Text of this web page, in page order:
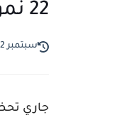
22 نموذج خطة بحث جاهزة pdf DOC نماذج خطط البحث العلمي
سبتمبر 12, 2024
جاري